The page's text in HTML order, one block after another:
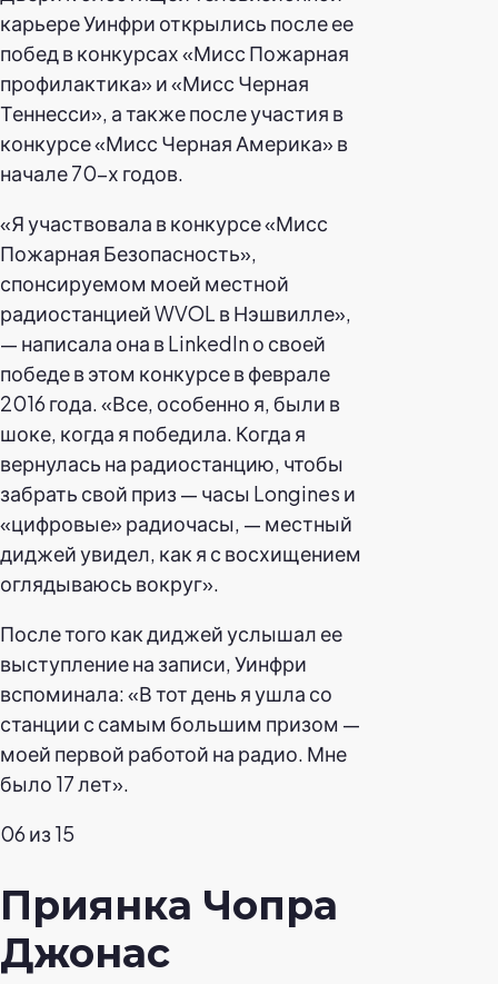
карьере Уинфри открылись после ее
побед в конкурсах «Мисс Пожарная
профилактика» и «Мисс Черная
Теннесси», а также после участия в
конкурсе «Мисс Черная Америка» в
начале 70-х годов.
«Я участвовала в конкурсе «Мисс
Пожарная Безопасность»,
спонсируемом моей местной
радиостанцией WVOL в Нэшвилле»,
— написала она в LinkedIn о своей
победе в этом конкурсе в феврале
2016 года. «Все, особенно я, были в
шоке, когда я победила. Когда я
вернулась на радиостанцию, чтобы
забрать свой приз — часы Longines и
«цифровые» радиочасы, — местный
диджей увидел, как я с восхищением
оглядываюсь вокруг».
После того как диджей услышал ее
выступление на записи, Уинфри
вспоминала: «В тот день я ушла со
станции с самым большим призом —
моей первой работой на радио. Мне
было 17 лет».
06 из 15
Приянка Чопра
Джонас